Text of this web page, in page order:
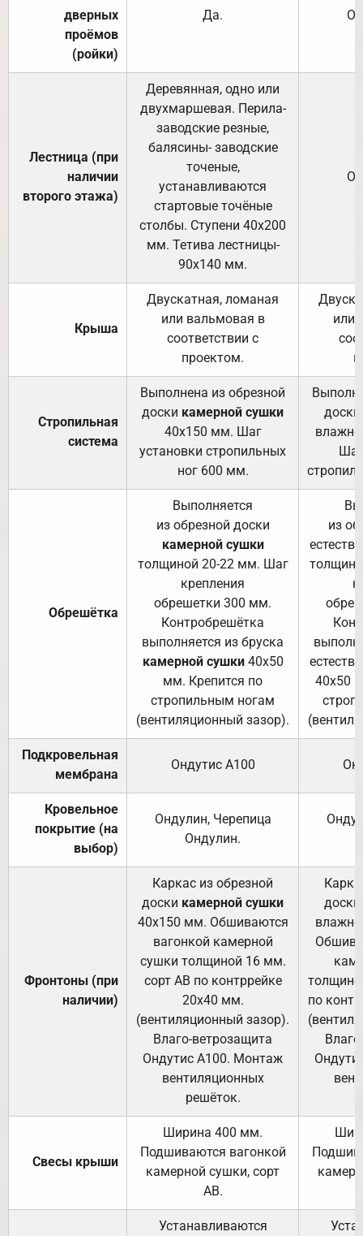
дверных
проёмов
(ройки)
Да.
Лестница (при
наличии
второго этажа)
Деревянная, одно или
двухмаршевая. Перила-
заводские резные,
балясины- заводские
точеные,
устанавливаются
стартовые точёные
столбы. Ступени 40х200
мм. Тетива лестницы-
90х140 мм.
Крыша
Двускатная, ломаная
или вальмовая в
соответствии с
проектом.
или
Стропильная
система
Выполнена из обрезной
доски камерной сушки
40х150 мм. Шаг
установки стропильных
ног 600 мм.
доски
Обрешётка
Выполняется
из обрезной доски
камерной сушки
толщиной 20-22 мм. Шаг
крепления
обрешетки 300 мм.
Контробрешётка
выполняется из бруска
камерной сушки40х50
мм. Крепится по
стропильным ногам
(вентиляционный зазор).
из
40х50
Подкровельная
мембрана
Ондутис А100
Кровельное
покрытие (на
выбор)
Ондулин, Черепица
Ондулин.
Фронтоны (при
наличии)
Каркас из обрезной
доски камерной сушки
40х150 мм. Обшиваются
вагонкой камерной
сушки толщиной 16 мм.
сорт АВ по контррейке
20х40 мм.
(вентиляционный зазор).
Влаго-ветрозащита
Ондутис А100. Монтаж
вентиляционных
решёток.
доски
по
Свесы крыши
Ширина 400 мм.
Подшиваются вагонкой
камерной сушки, сорт
АВ.
Устанавливаются